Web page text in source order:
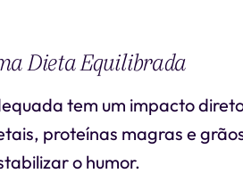
Dieta Equilibrada
tem um impacto
proteínas magras e
o humor.